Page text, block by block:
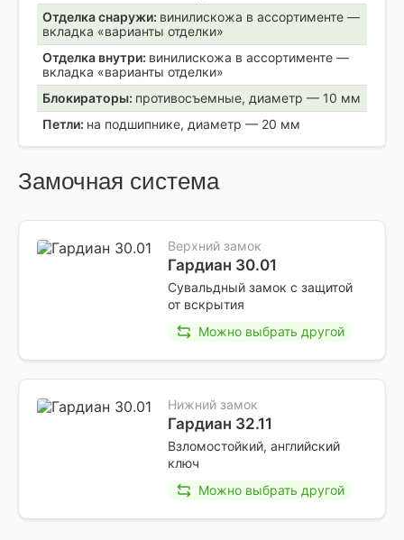
Отделка снаружи: винилискожа в ассортименте —
вкладка «варианты отделки»
Отделка внутри: винилискожа в ассортименте —
вкладка «варианты отделки»
Блокираторы: противосъемные, диаметр — 10 мм
Петли: на подшипнике, диаметр — 20 мм
Замочная система
Верхний замок
Гардиан 30.01
Сувальдный замок с защитой
от вскрытия
Можно выбрать другой
Нижний замок
Гардиан 32.11
Взломостойкий, английский
ключ
Можно выбрать другой